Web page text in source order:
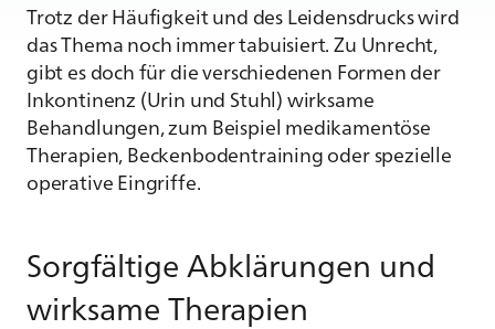
Trotz der Häufigkeit und des Leidensdrucks wird
das Thema noch immer tabuisiert. Zu Unrecht,
gibt es doch für die verschiedenen Formen der
Inkontinenz (Urin und Stuhl) wirksame
Behandlungen, zum Beispiel medikamentöse
Therapien, Beckenbodentraining oder spezielle
operative Eingriffe.
Sorgfältige Abklärungen und
wirksame Therapien